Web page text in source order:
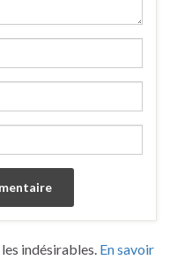
indésirables. En savoir